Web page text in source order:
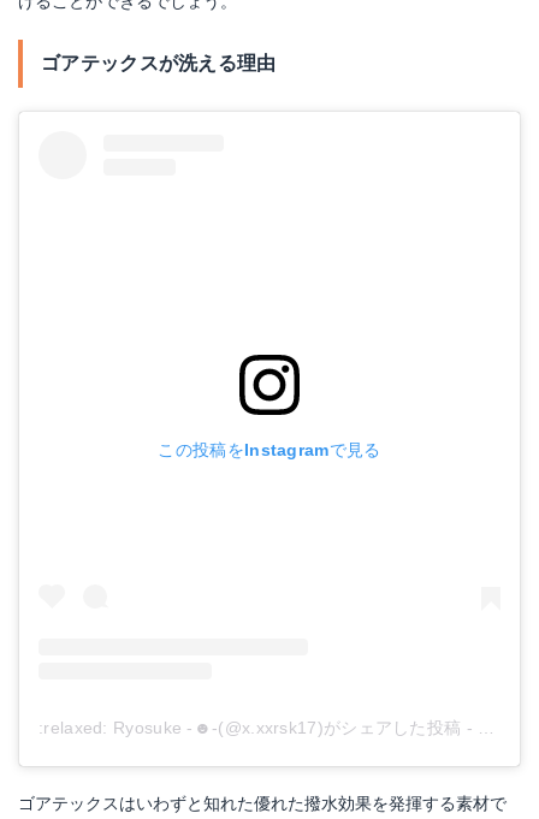
ゴアテックスが洗える理由
この投稿をInstagramで見る
:relaxed:︎ Ryosuke -☻-(@x.xxrsk17)がシェアした投稿 -
ゴアテックスはいわずと知れた優れた撥水効果を発揮する素材で